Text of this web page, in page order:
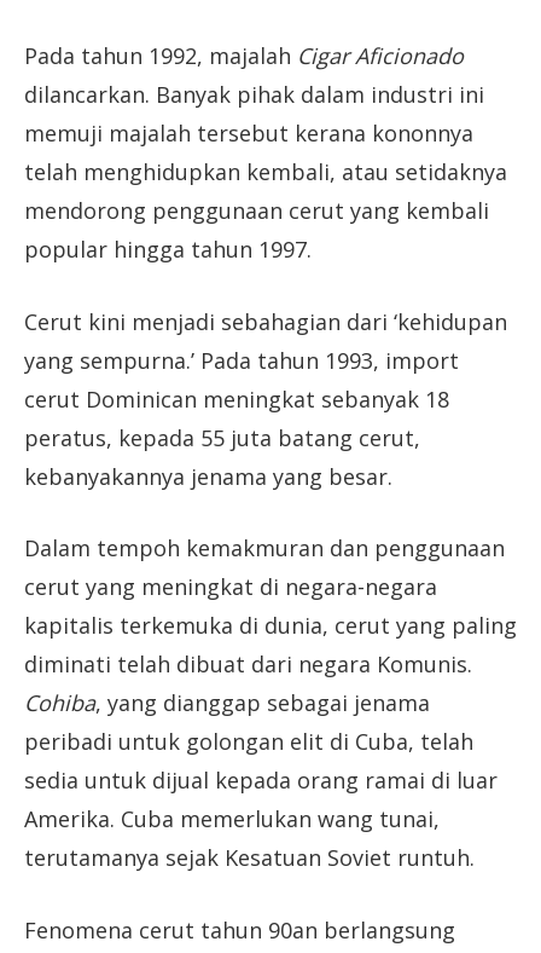
Pada tahun 1992, majalah Cigar Aficionado
dilancarkan. Banyak pihak dalam industri ini
memuji majalah tersebut kerana kononnya
telah menghidupkan kembali, atau setidaknya
mendorong penggunaan cerut yang kembali
popular hingga tahun 1997.
Cerut kini menjadi sebahagian dari ‘kehidupan
yang sempurna.’ Pada tahun 1993, import
cerut Dominican meningkat sebanyak 18
peratus, kepada 55 juta batang cerut,
kebanyakannya jenama yang besar.
Dalam tempoh kemakmuran dan penggunaan
cerut yang meningkat di negara-negara
kapitalis terkemuka di dunia, cerut yang paling
diminati telah dibuat dari negara Komunis.
Cohiba, yang dianggap sebagai jenama
peribadi untuk golongan elit di Cuba, telah
sedia untuk dijual kepada orang ramai di luar
Amerika. Cuba memerlukan wang tunai,
terutamanya sejak Kesatuan Soviet runtuh.
Fenomena cerut tahun 90an berlangsung